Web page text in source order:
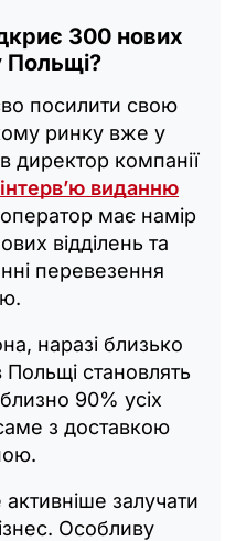
300 нових
Польщі?
посилити свою
ринку вже у
директор компанії
інтерв’ю виданню
має намір
відділень та
перевезення
наразі близько
Польщі становлять
90% усіх
з доставкою
залучати
Особливу